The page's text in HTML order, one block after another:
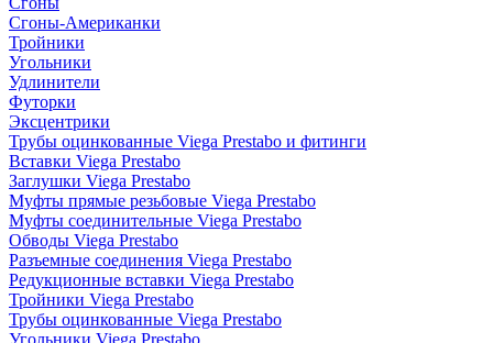
Сгоны-Американки
Тройники
Угольники
Удлинители
Футорки
Эксцентрики
Трубы оцинкованные Viega Prestabo и фитинги
Вставки Viega Prestabo
Заглушки Viega Prestabo
Муфты прямые резьбовые Viega Prestabo
Муфты соединительные Viega Prestabo
Обводы Viega Prestabo
Разъемные соединения Viega Prestabo
Редукционные вставки Viega Prestabo
Тройники Viega Prestabo
Трубы оцинкованные Viega Prestabo
Угольники Viega Prestabo